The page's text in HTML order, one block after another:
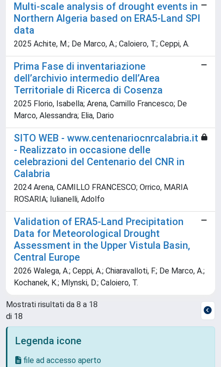
Multi-scale analysis of drought events in
Northern Algeria based on ERA5-Land SPI
data
2025 Achite, M.; De Marco, A.; Caloiero, T.; Ceppi, A.
Prima Fase di inventariazione
dell’archivio intermedio dell’Area
Territoriale di Ricerca di Cosenza
2025 Florio, Isabella; Arena, Camillo Francesco; De
Marco, Alessandra; Elia, Dario
SITO WEB - www.centenariocnrcalabria.it
- Realizzato in occasione delle
celebrazioni del Centenario del CNR in
Calabria
2024 Arena, CAMILLO FRANCESCO; Orrico, MARIA
ROSARIA; Iulianelli, Adolfo
Validation of ERA5-Land Precipitation
Data for Meteorological Drought
Assessment in the Upper Vistula Basin,
Central Europe
2026 Walega, A.; Ceppi, A.; Chiaravalloti, F.; De Marco, A.;
Kochanek, K.; Mlynski, D.; Caloiero, T.
Mostrati risultati da 8 a 18
di 18
Legenda icone
file ad accesso aperto